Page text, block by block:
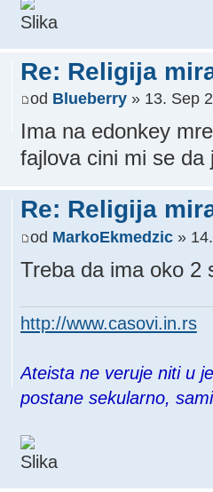
Re: Religija
od Blueberry» 13. Sep
Ima na edonkey
fajlova cini mi se da
Re: Religija
od MarkoEkmedzic» 14.
Treba da ima oko 2
http://www.casovi.in.rs
Ateista ne veruje niti u
postane sekularno,